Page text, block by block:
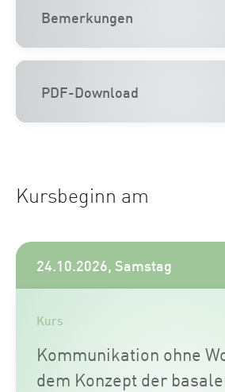
Bemerkungen
PDF-Download
Kursbeginn am
24.10.2026, Samstag
Kurs
Kommunikation ohne
dem Konzept der